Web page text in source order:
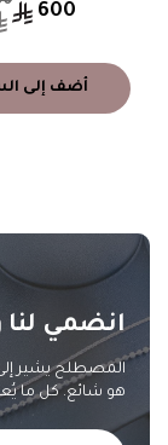
600
أضف إلى
انضمي
المصطلح يشير
هو شائع. كل ما